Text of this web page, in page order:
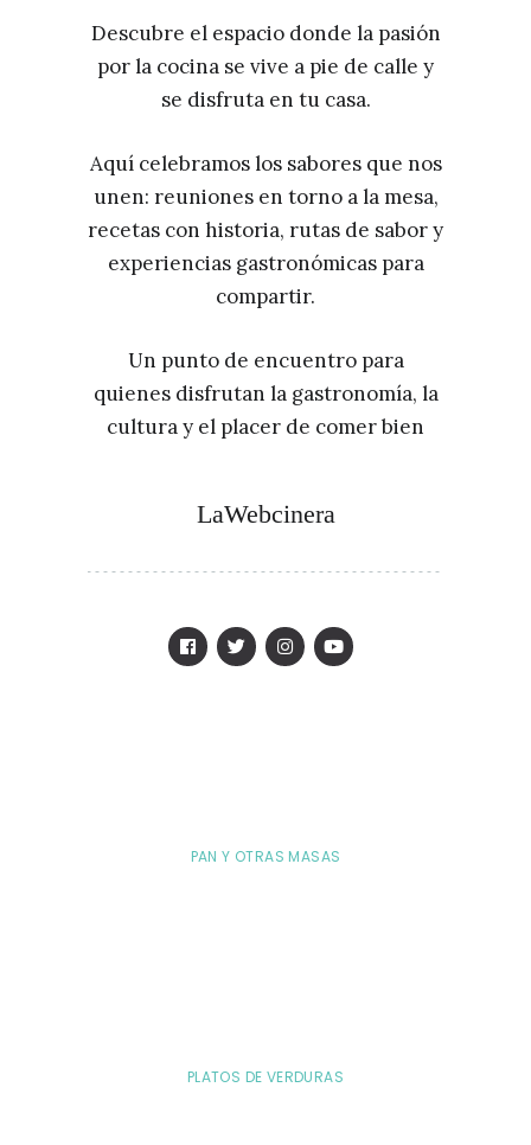
Descubre el espacio donde la pasión
por la cocina se vive a pie de calle y
se disfruta en tu casa.
Aquí celebramos los sabores que nos
unen: reuniones en torno a la mesa,
recetas con historia, rutas de sabor y
experiencias gastronómicas para
compartir.
Un punto de encuentro para
quienes disfrutan la gastronomía, la
cultura y el placer de comer bien
LaWebcinera
PAN Y OTRAS MASAS
PLATOS DE VERDURAS